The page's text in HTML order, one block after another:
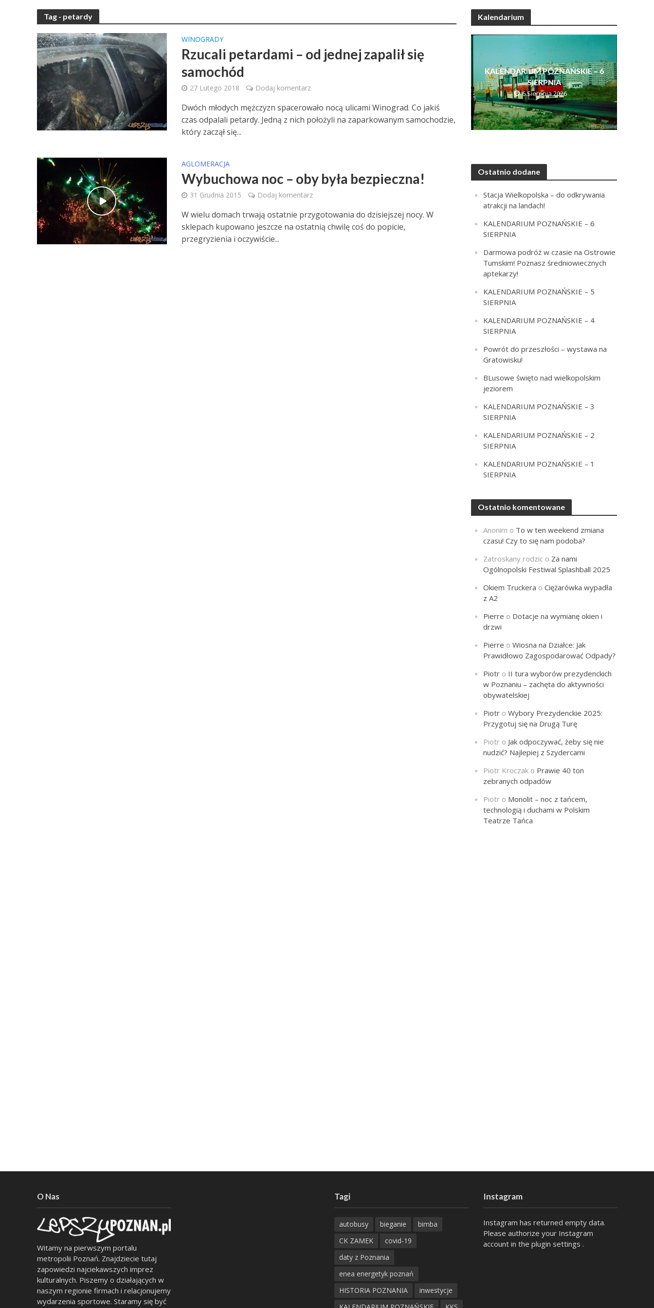
Tag - petardy
WINOGRADY
Rzucali petardami – od jednej zapalił się
samochód
27 Lutego 2018 Dodaj komentarz
Dwóch młodych mężczyzn spacerowało nocą ulicami Winograd. Co jakiś
czas odpalali petardy. Jedną z nich położyli na zaparkowanym samochodzie,
który zaczął się...
AGLOMERACJA
Wybuchowa noc – oby była bezpieczna!
31 Grudnia 2015 Dodaj komentarz
W wielu domach trwają ostatnie przygotowania do dzisiejszej nocy. W
sklepach kupowano jeszcze na ostatnią chwilę coś do popicie,
przegryzienia i oczywiście...
Kalendarium
KALENDARIUM POZNAŃSKIE – 6
SIERPNIA
6 Sierpnia 2026
Ostatnio dodane
Stacja Wielkopolska – do odkrywania
atrakcji na landach!
KALENDARIUM POZNAŃSKIE – 6
SIERPNIA
Darmowa podróż w czasie na Ostrowie
Tumskim! Poznasz średniowiecznych
aptekarzy!
KALENDARIUM POZNAŃSKIE – 5
SIERPNIA
KALENDARIUM POZNAŃSKIE – 4
SIERPNIA
Powrót do przeszłości – wystawa na
Gratowisku!
BLusowe święto nad wielkopolskim
jeziorem
KALENDARIUM POZNAŃSKIE – 3
SIERPNIA
KALENDARIUM POZNAŃSKIE – 2
SIERPNIA
KALENDARIUM POZNAŃSKIE – 1
SIERPNIA
Ostatnio komentowane
Anonim o To w ten weekend zmiana
czasu! Czy to się nam podoba?
Zatroskany rodzic o Za nami
Ogólnopolski Festiwal Splashball 2025
Okiem Truckera oCiężarówka wypadła
z A2
Pierre o Dotacje na wymianę okien i
drzwi
Pierre oWiosna na Działce: Jak
Prawidłowo Zagospodarować Odpady?
Piotr o II tura wyborów prezydenckich
w Poznaniu – zachęta do aktywności
obywatelskiej
Piotr oWybory Prezydenckie 2025:
Przygotuj się na Drugą Turę
Piotr o Jak odpoczywać, żeby się nie
nudzić? Najlepiej z Szydercami
Piotr Kroczak o Prawie 40 ton
zebranych odpadów
Piotr o Monolit – noc z tańcem,
technologią i duchami w Polskim
Teatrze Tańca
O Nas
Witamy na pierwszym portalu
metropolii Poznań. Znajdziecie tutaj
zapowiedzi najciekawszych imprez
kulturalnych. Piszemy o działających w
naszym regionie firmach i relacjonujemy
wydarzenia sportowe. Staramy się być
Tagi
autobusy bieganie
bimba
CK ZAMEK
covid-19
daty z Poznania
enea energetyk poznań
HISTORIA POZNANIA
inwestycje
Instagram
Instagram has returned empty data.
Please authorize your Instagram
account in the plugin settings .